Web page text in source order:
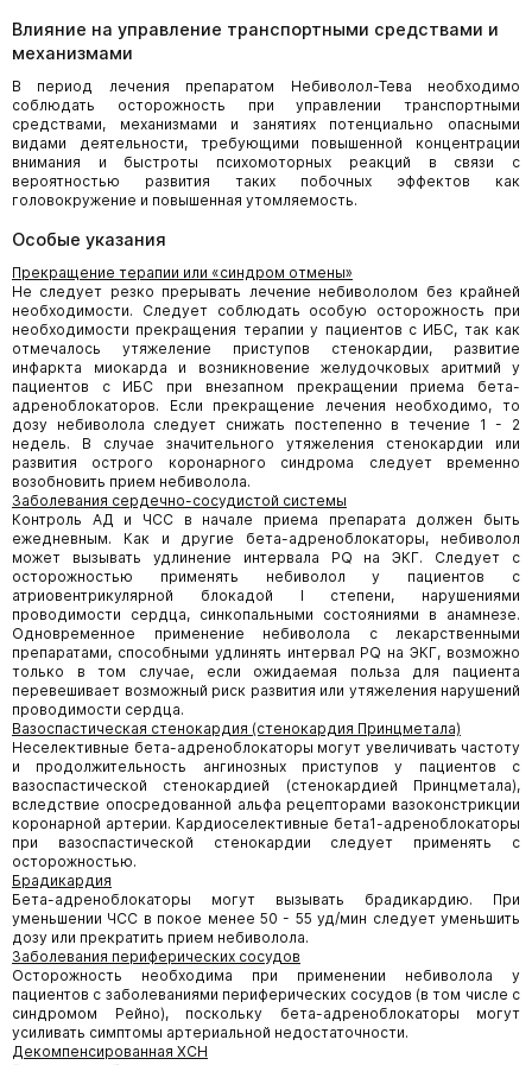
Влияние на управление транспортными средствами и
механизмами
В период лечения препаратом Небиволол-Тева необходимо
соблюдать осторожность при управлении транспортными
средствами, механизмами и занятиях потенциально опасными
видами деятельности, требующими повышенной концентрации
внимания и быстроты психомоторных реакций в связи с
вероятностью развития таких побочных эффектов как
головокружение и повышенная утомляемость.
Особые указания
Прекращение терапии или «синдром отмены»
Не следует резко прерывать лечение небивололом без крайней
необходимости. Следует соблюдать особую осторожность при
необходимости прекращения терапии у пациентов с ИБС, так как
отмечалось утяжеление приступов стенокардии, развитие
инфаркта миокарда и возникновение желудочковых аритмий у
пациентов с ИБС при внезапном прекращении приема бета-
адреноблокаторов. Если прекращение лечения необходимо, то
дозу небиволола следует снижать постепенно в течение 1 - 2
недель. В случае значительного утяжеления стенокардии или
развития острого коронарного синдрома следует временно
возобновить прием небиволола.
Заболевания сердечно-сосудистой системы
Контроль АД и ЧСС в начале приема препарата должен быть
ежедневным. Как и другие бета-адреноблокаторы, небиволол
может вызывать удлинение интервала PQ на ЭКГ. Следует с
осторожностью применять небиволол у пациентов с
атриовентрикулярной блокадой I степени, нарушениями
проводимости сердца, синкопальными состояниями в анамнезе.
Одновременное применение небиволола с лекарственными
препаратами, способными удлинять интервал PQ на ЭКГ, возможно
только в том случае, если ожидаемая польза для пациента
перевешивает возможный риск развития или утяжеления нарушений
проводимости сердца.
Вазоспастическая стенокардия (стенокардия Принцметала)
Неселективные бета-адреноблокаторы могут увеличивать частоту
и продолжительность ангинозных приступов у пациентов с
вазоспастической стенокардией (стенокардией Принцметала),
вследствие опосредованной альфа рецепторами вазоконстрикции
коронарной артерии. Кардиоселективные бета1-адреноблокаторы
при вазоспастической стенокардии следует применять с
осторожностью.
Брадикардия
Бета-адреноблокаторы могут вызывать брадикардию. При
уменьшении ЧСС в покое менее 50 - 55 уд/мин следует уменьшить
дозу или прекратить прием небиволола.
Заболевания периферических сосудов
Осторожность необходима при применении небиволола у
пациентов с заболеваниями периферических сосудов (в том числе с
синдромом Рейно), поскольку бета-адреноблокаторы могут
усиливать симптомы артериальной недостаточности.
Декомпенсированная ХСН